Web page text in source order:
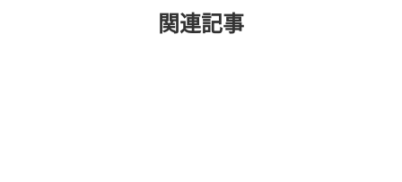
関連記事